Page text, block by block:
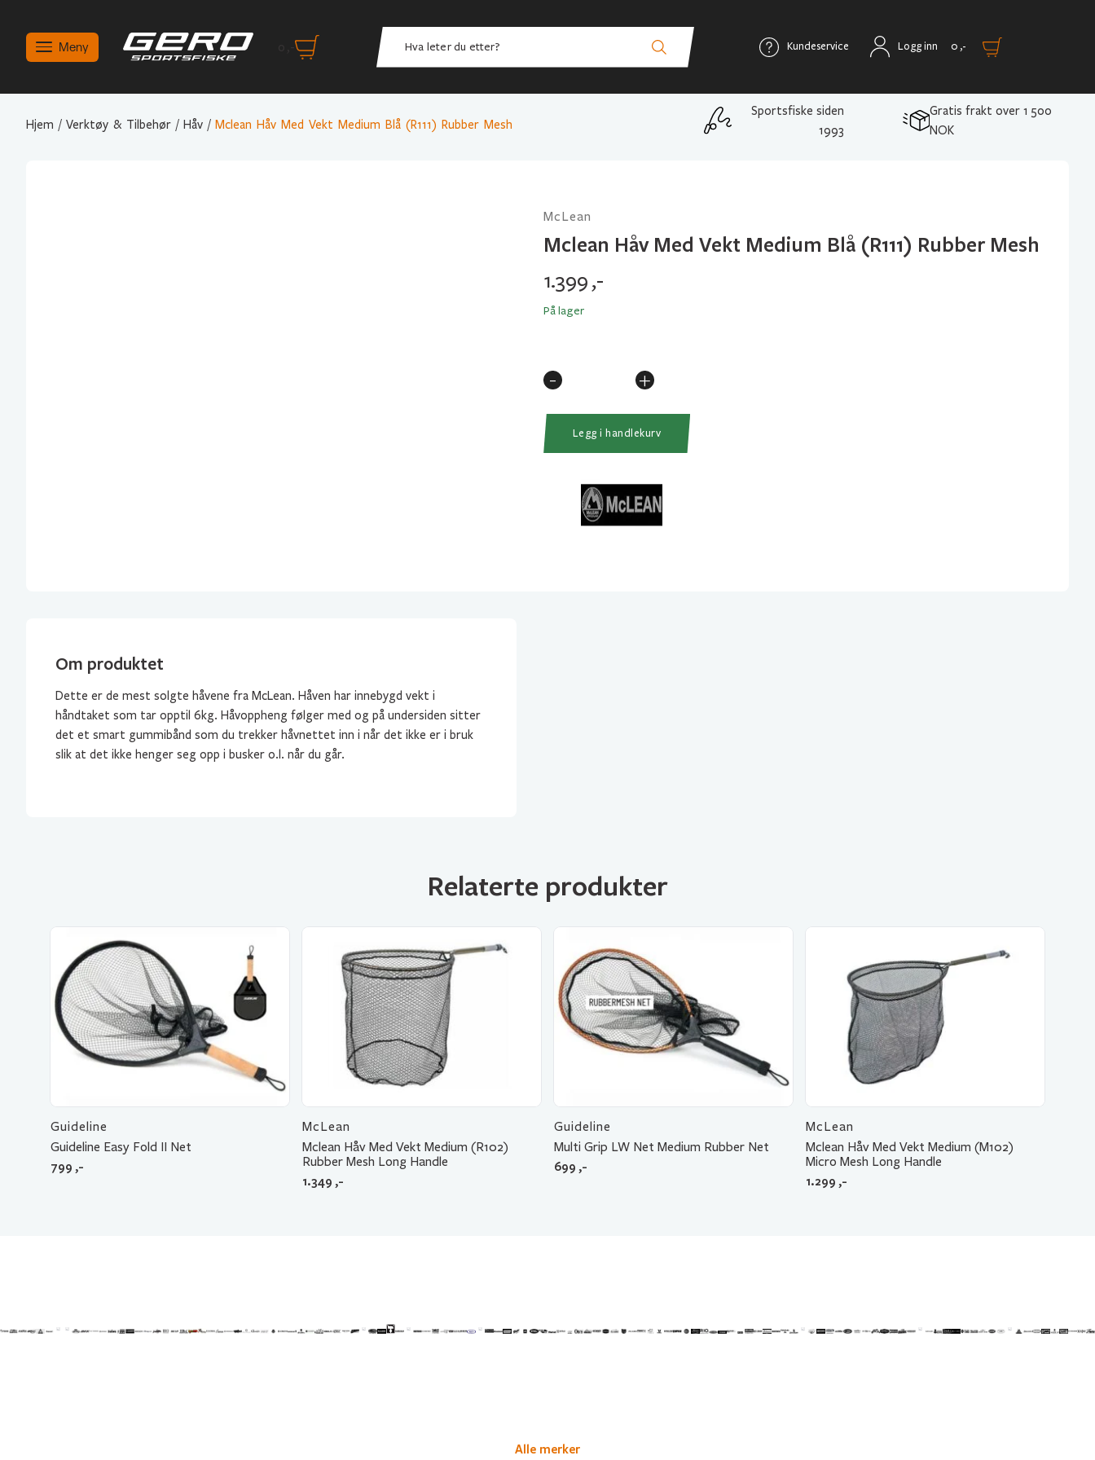
Meny Kundeservice Logg inn 0 ,-
Hjem / Verktøy & Tilbehør / Håv / Mclean Håv Med Vekt Medium Blå (R111) Rubber Mesh
Sportsfiske siden
1993
Gratis frakt over 1 500
NOK
McLean
Mclean Håv Med Vekt Medium Blå (R111) Rubber Mesh
1.399,-
På lager
+
Med
Blå
(R111)
Rubber
-
Legg i handlekurv
Om produktet
Dette er de mest solgte håvene fra McLean. Håven har innebygd vekt i
håndtaket som tar opptil 6kg. Håvoppheng følger med og på undersiden sitter
det et smart gummibånd som du trekker håvnettet inn i når det ikke er i bruk
slik at det ikke henger seg opp i busker o.l. når du går.
Relaterte produkter
Guideline
Guideline Easy Fold II Net
799 ,-
McLean
Mclean Håv Med Vekt Medium (R102)
Rubber Mesh Long Handle
1.349 ,-
Guideline
Multi Grip LW Net Medium Rubber Net
699 ,-
McLean
Mclean Håv Med Vekt Medium (M102)
Micro Mesh Long Handle
1.299 ,-
Alle merker